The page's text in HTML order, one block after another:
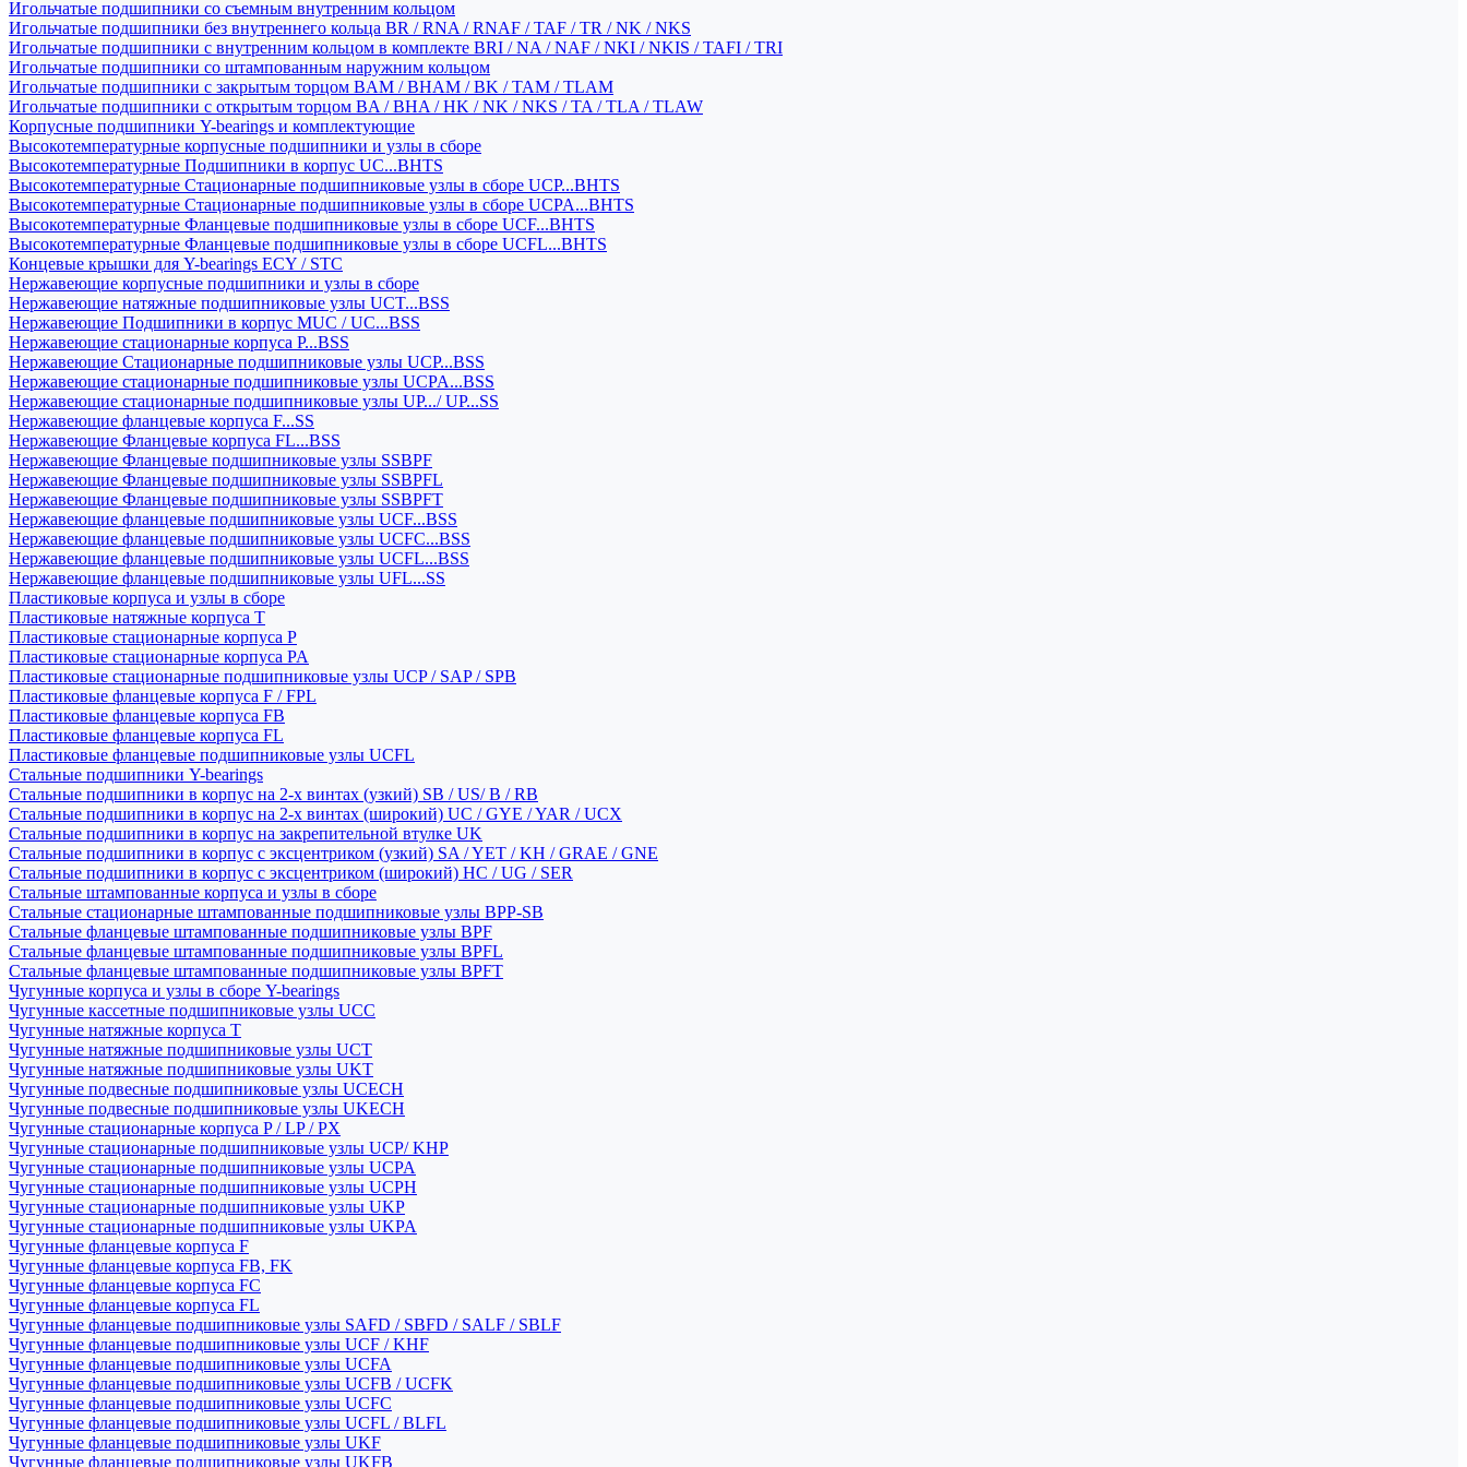
Игольчатые подшипники со съемным внутренним кольцом
Игольчатые подшипники без внутреннего кольца BR / RNA / RNAF / TAF / TR / NK / NKS
Игольчатые подшипники с внутренним кольцом в комплекте BRI / NA / NAF / NKI / NKIS / TAFI / TRI
Игольчатые подшипники со штампованным наружним кольцом
Игольчатые подшипники с закрытым торцом BAM / BHAM / BK / TAM / TLAM
Игольчатые подшипники с открытым торцом BA / BHA / HK / NK / NKS / TA / TLA / TLAW
Корпусные подшипники Y-bearings и комплектующие
Высокотемпературные корпусные подшипники и узлы в сборе
Высокотемпературные Подшипники в корпус UC...BHTS
Высокотемпературные Стационарные подшипниковые узлы в сборе UCP...BHTS
Высокотемпературные Стационарные подшипниковые узлы в сборе UCPA...BHTS
Высокотемпературные Фланцевые подшипниковые узлы в сборе UCF...BHTS
Высокотемпературные Фланцевые подшипниковые узлы в сборе UCFL...BHTS
Концевые крышки для Y-bearings ECY / STC
Нержавеющие корпусные подшипники и узлы в сборе
Нержавеющие натяжные подшипниковые узлы UCT...BSS
Нержавеющие Подшипники в корпус MUC / UC...BSS
Нержавеющие стационарные корпуса P...BSS
Нержавеющие Стационарные подшипниковые узлы UCP...BSS
Нержавеющие стационарные подшипниковые узлы UCPA...BSS
Нержавеющие стационарные подшипниковые узлы UP.../ UP...SS
Нержавеющие фланцевые корпуса F...SS
Нержавеющие Фланцевые корпуса FL...BSS
Нержавеющие Фланцевые подшипниковые узлы SSBPF
Нержавеющие Фланцевые подшипниковые узлы SSBPFL
Нержавеющие Фланцевые подшипниковые узлы SSBPFT
Нержавеющие фланцевые подшипниковые узлы UCF...BSS
Нержавеющие фланцевые подшипниковые узлы UCFC...BSS
Нержавеющие фланцевые подшипниковые узлы UCFL...BSS
Нержавеющие фланцевые подшипниковые узлы UFL...SS
Пластиковые корпуса и узлы в сборе
Пластиковые натяжные корпуса T
Пластиковые стационарные корпуса P
Пластиковые стационарные корпуса PA
Пластиковые стационарные подшипниковые узлы UCP / SAP / SPB
Пластиковые фланцевые корпуса F / FPL
Пластиковые фланцевые корпуса FB
Пластиковые фланцевые корпуса FL
Пластиковые фланцевые подшипниковые узлы UCFL
Стальные подшипники Y-bearings
Стальные подшипники в корпус на 2-х винтах (узкий) SB / US/ B / RB
Стальные подшипники в корпус на 2-х винтах (широкий) UC / GYE / YAR / UCX
Стальные подшипники в корпус на закрепительной втулке UK
Стальные подшипники в корпус с эксцентриком (узкий) SA / YET / KH / GRAE / GNE
Стальные подшипники в корпус с эксцентриком (широкий) HC / UG / SER
Стальные штампованные корпуса и узлы в сборе
Стальные стационарные штампованные подшипниковые узлы BPP-SB
Стальные фланцевые штампованные подшипниковые узлы BPF
Стальные фланцевые штампованные подшипниковые узлы BPFL
Стальные фланцевые штампованные подшипниковые узлы BPFT
Чугунные корпуса и узлы в сборе Y-bearings
Чугунные кассетные подшипниковые узлы UCC
Чугунные натяжные корпуса T
Чугунные натяжные подшипниковые узлы UCT
Чугунные натяжные подшипниковые узлы UKT
Чугунные подвесные подшипниковые узлы UCECH
Чугунные подвесные подшипниковые узлы UKECH
Чугунные стационарные корпуса P / LP / PX
Чугунные стационарные подшипниковые узлы UCP/ KHP
Чугунные стационарные подшипниковые узлы UCPA
Чугунные стационарные подшипниковые узлы UCPH
Чугунные стационарные подшипниковые узлы UKP
Чугунные стационарные подшипниковые узлы UKPA
Чугунные фланцевые корпуса F
Чугунные фланцевые корпуса FB, FK
Чугунные фланцевые корпуса FC
Чугунные фланцевые корпуса FL
Чугунные фланцевые подшипниковые узлы SAFD / SBFD / SALF / SBLF
Чугунные фланцевые подшипниковые узлы UCF / KHF
Чугунные фланцевые подшипниковые узлы UCFA
Чугунные фланцевые подшипниковые узлы UCFB / UCFK
Чугунные фланцевые подшипниковые узлы UCFC
Чугунные фланцевые подшипниковые узлы UCFL / BLFL
Чугунные фланцевые подшипниковые узлы UKF
Чугунные фланцевые подшипниковые узлы UKFB